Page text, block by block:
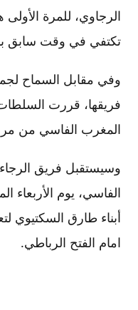
الرجاوي، للمرة
تكتفي في وقت سابق بالسماح
وفي مقابل السماح
فريقها، قررت
المغرب الفاسي من
وسيستقبل فريق
الفاسي، يوم الأربعاء
أبناء طارق السكتيوي
امام الفتح الرباطي.